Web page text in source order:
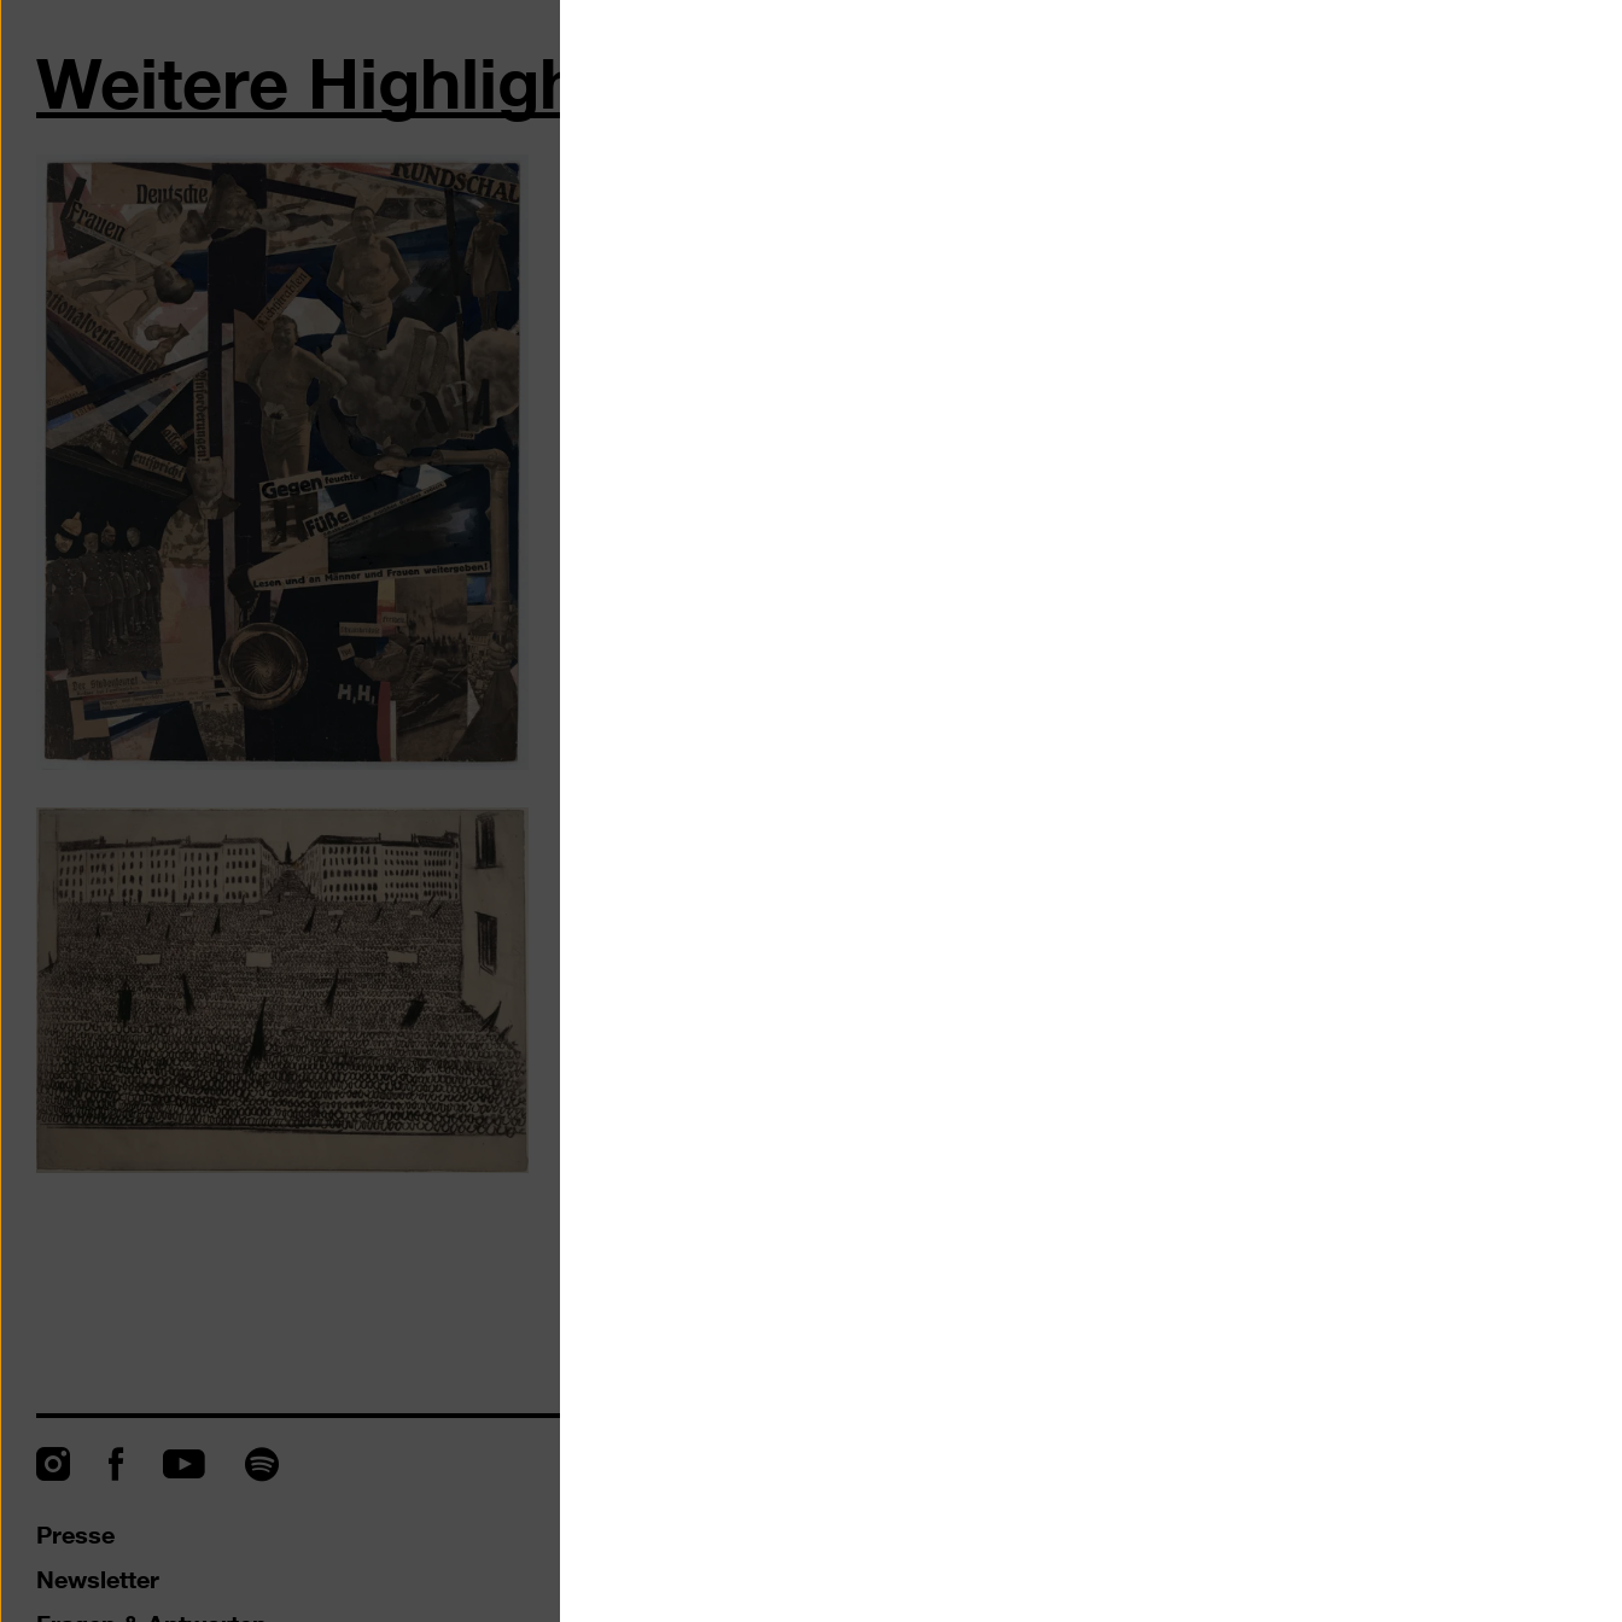
Weitere Highlights
InstagramFacebookYouTubeSpotify
Presse
Newsletter